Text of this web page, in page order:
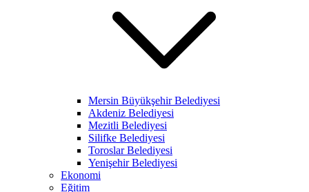
Mersin Büyükşehir Belediyesi
Akdeniz Belediyesi
Mezitli Belediyesi
Silifke Belediyesi
Toroslar Belediyesi
Yenişehir Belediyesi
Ekonomi
Eğitim